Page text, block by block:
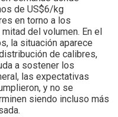
de US$6/kg
en torno a los
del volumen. En el
la situación aparece
de calibres,
a sostener los
las expectativas
y no se
siendo incluso más